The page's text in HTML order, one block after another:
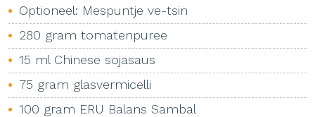
Optioneel: Mespuntje ve-tsin
280 gram tomatenpuree
15 ml Chinese sojasaus
75 gram glasvermicelli
100 gram ERU Balans Sambal